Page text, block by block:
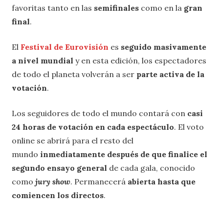
favoritas tanto en las semifinales como en la gran
final.
El Festival de Eurovisión es seguido masivamente
a nivel mundial y en esta edición, los espectadores
de todo el planeta volverán a ser parte activa de la
votación.
Los seguidores de todo el mundo contará con casi
24 horas de votación en cada espectáculo. El voto
online se abrirá para el resto del
mundo inmediatamente después de que finalice el
segundo ensayo general de cada gala, conocido
como jury show. Permanecerá abierta hasta que
comiencen los directos.